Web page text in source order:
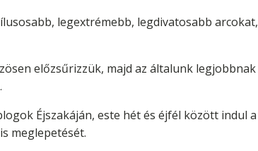
legextrémebb, legdivatosabb
előzsűrizzük, majd az általunk
Éjszakáján, este hét és éjfél között indul
meglepetését.